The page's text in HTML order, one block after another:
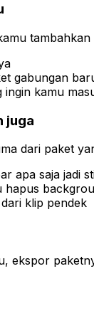
gabungan
ingin kamu
juga
dari paket
apa saja jadi
klip pendek
ekspor